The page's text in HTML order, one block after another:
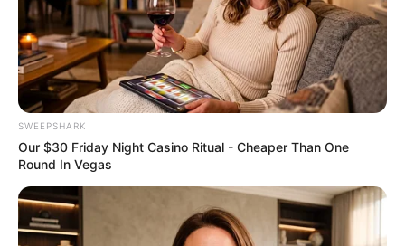
Culkin Cracks Up The Web With His Own Version Of
‘Home Alone’
BRAINBERRIES
SWEEPSHARK
Our $30 Friday Night Casino Ritual - Cheaper Than One
Round In Vegas